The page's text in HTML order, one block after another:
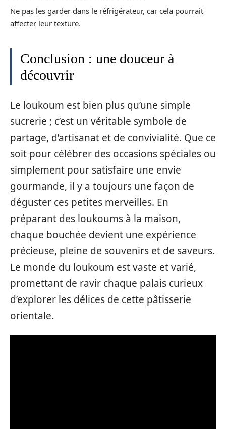
Ne pas les garder dans le réfrigérateur, car cela pourrait
affecter leur texture.
Conclusion : une douceur à
découvrir
Le loukoum est bien plus qu’une simple
sucrerie ; c’est un véritable symbole de
partage, d’artisanat et de convivialité. Que ce
soit pour célébrer des occasions spéciales ou
simplement pour satisfaire une envie
gourmande, il y a toujours une façon de
déguster ces petites merveilles. En
préparant des loukoums à la maison,
chaque bouchée devient une expérience
précieuse, pleine de souvenirs et de saveurs.
Le monde du loukoum est vaste et varié,
promettant de ravir chaque palais curieux
d’explorer les délices de cette pâtisserie
orientale.